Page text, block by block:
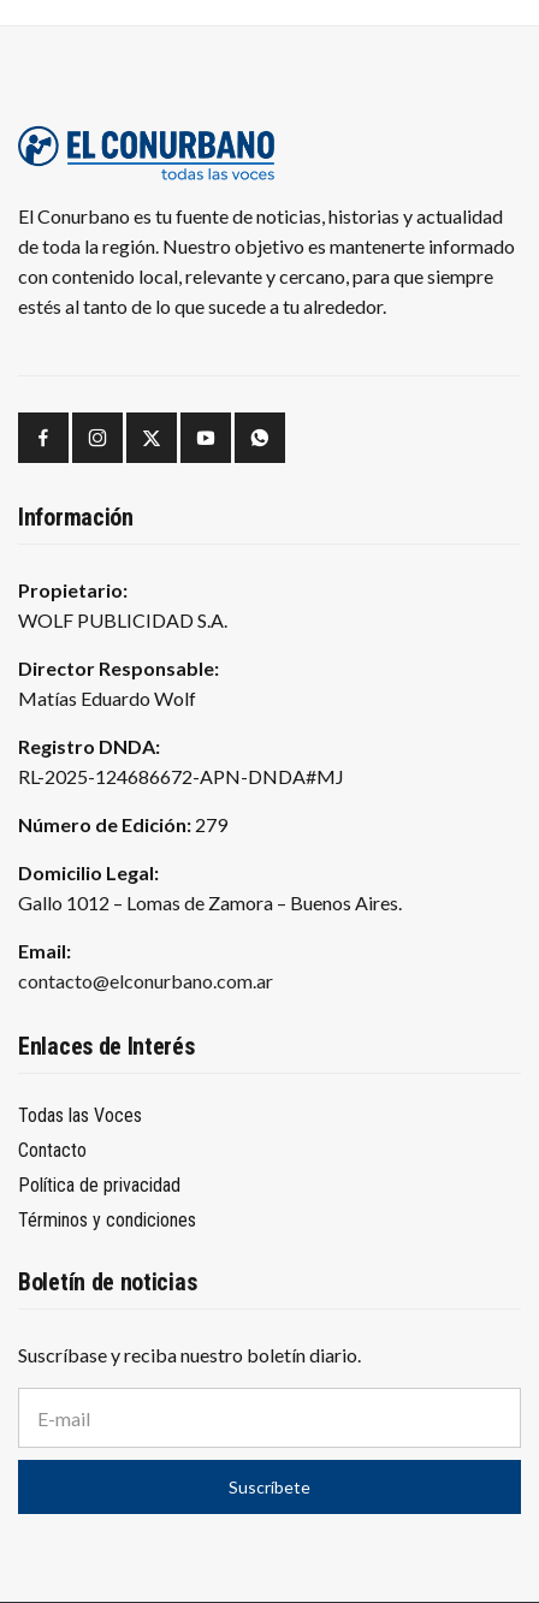
El Conurbano es tu fuente de noticias, historias y actualidad
de toda la región. Nuestro objetivo es mantenerte informado
con contenido local, relevante y cercano, para que siempre
estés al tanto de lo que sucede a tu alrededor.
Información
Propietario:
WOLF PUBLICIDAD S.A.
Director Responsable:
Matías Eduardo Wolf
Registro DNDA:
RL-2025-124686672-APN-DNDA#MJ
Número de Edición: 279
Domicilio Legal:
Gallo 1012 – Lomas de Zamora – Buenos Aires.
Email:
contacto@elconurbano.com.ar
Enlaces de Interés
Todas las Voces
Contacto
Política de privacidad
Términos y condiciones
Boletín de noticias
Suscríbase y reciba nuestro boletín diario.
r
e
c
Suscríbete